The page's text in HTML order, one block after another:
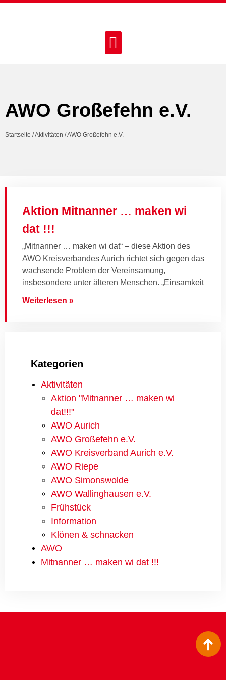
AWO Großefehn e.V.
Startseite /Aktivitäten /AWO Großefehn e.V.
Aktion Mitnanner … maken wi
dat !!!
„Mitnanner … maken wi dat“ – diese Aktion des
AWO Kreisverbandes Aurich richtet sich gegen das
wachsende Problem der Vereinsamung,
insbesondere unter älteren Menschen. „Einsamkeit
Weiterlesen »
Kategorien
Aktivitäten
Aktion "Mitnanner … maken wi
dat!!!"
AWO Aurich
AWO Großefehn e.V.
AWO Kreisverband Aurich e.V.
AWO Riepe
AWO Simonswolde
AWO Wallinghausen e.V.
Frühstück
Information
Klönen & schnacken
AWO
Mitnanner … maken wi dat !!!